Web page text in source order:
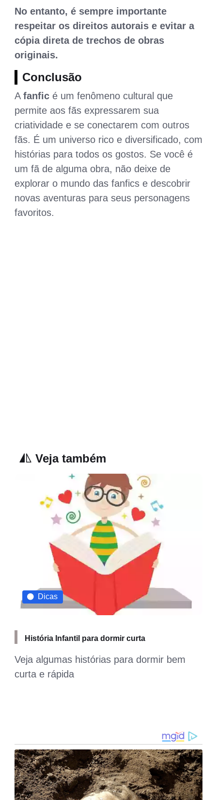
No entanto, é sempre importante
respeitar os direitos autorais e evitar a
cópia direta de trechos de obras
originais.
Conclusão
A fanfic é um fenômeno cultural que
permite aos fãs expressarem sua
criatividade e se conectarem com outros
fãs. É um universo rico e diversificado, com
histórias para todos os gostos. Se você é
um fã de alguma obra, não deixe de
explorar o mundo das fanfics e descobrir
novas aventuras para seus personagens
favoritos.
Veja também
Dicas
História Infantil para dormir curta
Veja algumas histórias para dormir bem
curta e rápida